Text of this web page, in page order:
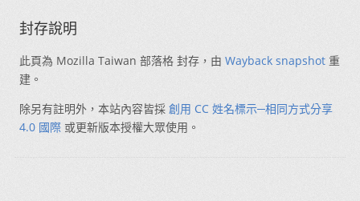
封存說明
此頁為 Mozilla Taiwan 部落格 封存，由 Wayback snapshot 重
建。
除另有註明外，本站內容皆採 創用 CC 姓名標示─相同方式分享
4.0 國際 或更新版本授權大眾使用。